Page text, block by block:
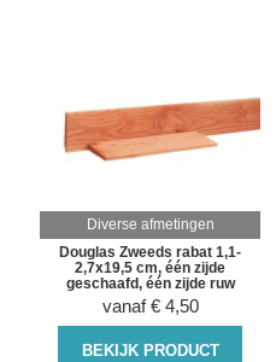
Diverse afmetingen
Douglas Zweeds rabat 1,1-
2,7x19,5 cm, één zijde
geschaafd, één zijde ruw
vanaf € 4,50
BEKIJK PRODUCT